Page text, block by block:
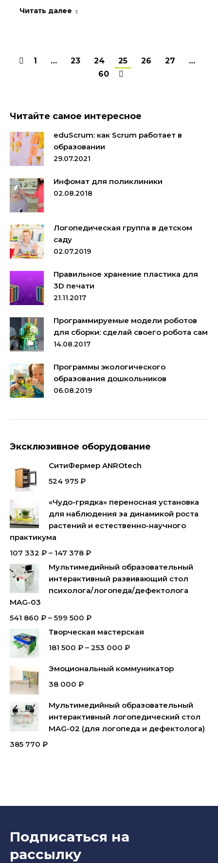
Читать далее
1 … 23 24 25 26 27
…
60
Читайте самое интересное
eduScrum: как Scrum работает в
образовании
29.07.2021
Инфомат для поликлиники
02.08.2018
Логопедическая группа в детском
саду
02.07.2019
Правильное хранение пластика для
3D печати
21.11.2017
Программируемые модели роботов
для сборки: сделай своего робота сам
14.08.2017
Программы экологического
образования дошкольников
06.08.2019
Эксклюзивное оборудование
СитиФермер ANROtech
524 975 ₽
«Чудо-грядка» переносная установка
для наблюдения за динамикой роста
растений и естественно-научного
практикума
107 332 ₽ – 147 378 ₽
Мультимедийный образовательный
интерактивный развивающий стол
психолога/логопеда/дефектолога
MAG-03
541 860 ₽ – 599 500 ₽
Творческая мастерская
181 500 ₽ – 253 000 ₽
Эмоциональный коммуникатор
38 000 ₽
Мультимедийный образовательный
интерактивный логопедический стол
MAG-02 (для логопеда и дефектолога)
385 770 ₽
Подписаться на
рассылку